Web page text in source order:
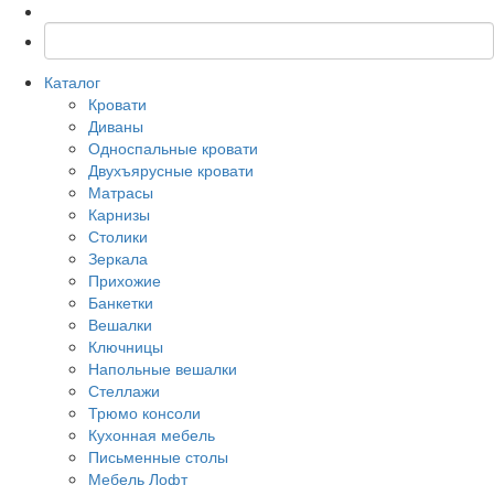
Каталог
Кровати
Диваны
Односпальные кровати
Двухъярусные кровати
Матрасы
Карнизы
Столики
Зеркала
Прихожие
Банкетки
Вешалки
Ключницы
Напольные вешалки
Стеллажи
Трюмо консоли
Кухонная мебель
Письменные столы
Мебель Лофт